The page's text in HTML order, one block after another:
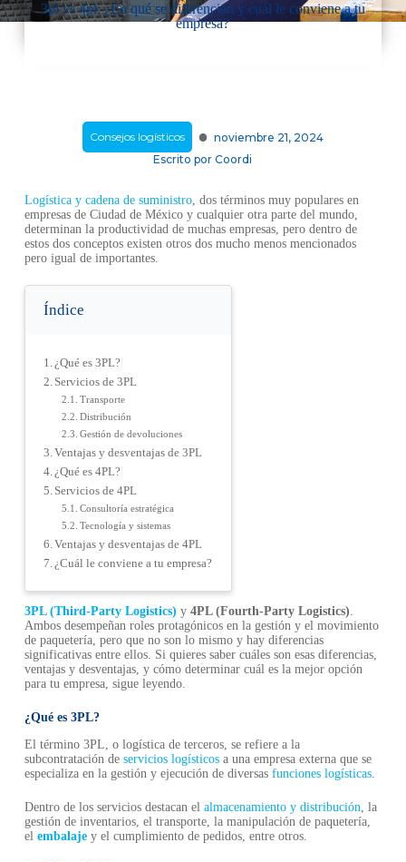
3pl vs 4pl: ¿En qué se diferencian y cuál le conviene a tu
empresa?
Consejos logísticos ·noviembre 21, 2024
Escrito por Coordi
Logística y cadena de suministro, dos términos muy populares en
empresas de Ciudad de México y cualquier otra parte del mundo,
determinan la productividad de muchas empresas, pero dentro de
estos dos conceptos existen otros dos mucho menos mencionados
pero igual de importantes.
Índice
¿Qué es 3PL?
Servicios de 3PL
Transporte
Distribución
Gestión de devoluciones
Ventajas y desventajas de 3PL
¿Qué es 4PL?
Servicios de 4PL
Consultoría estratégica
Tecnología y sistemas
Ventajas y desventajas de 4PL
¿Cuál le conviene a tu empresa?
3PL (Third-Party Logistics) y 4PL (Fourth-Party Logistics).
Ambos desempeñan roles protagónicos en la gestión y el movimiento
de paquetería, pero que no son lo mismo y hay diferencias
significativas entre ellos. Si quieres saber cuáles son esas diferencias,
ventajas y desventajas, y cómo determinar cuál es la mejor opción
para tu empresa, sigue leyendo.
¿Qué es 3PL?
El término 3PL, o logística de terceros, se refiere a la
subcontratación de servicios logísticosa una empresa externa que se
especializa en la gestión y ejecución de diversas funciones logísticas.
Dentro de los servicios destacan el almacenamiento y distribución, la
gestión de inventarios, el transporte, la manipulación de paquetería,
el embalajey el cumplimiento de pedidos, entre otros.